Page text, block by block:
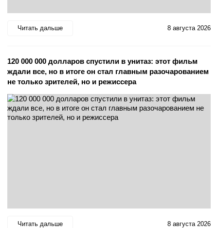
Читать дальше 8 августа 2026
120 000 000 долларов спустили в унитаз: этот фильм
ждали все, но в итоге он стал главным разочарованием
не только зрителей, но и режиссера
Читать дальше 8 августа 2026